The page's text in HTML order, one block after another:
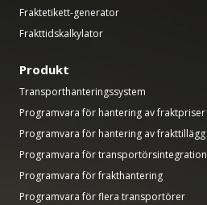
Fraktetikett-generator
Frakttidskalkylator
Produkt
Transporthanteringssystem
Programvara för hantering av fraktpriser
Programvara för hantering av frakttillägg
Programvara för transportörsintegration
Programvara för frakthantering
Programvara för flera transportörer